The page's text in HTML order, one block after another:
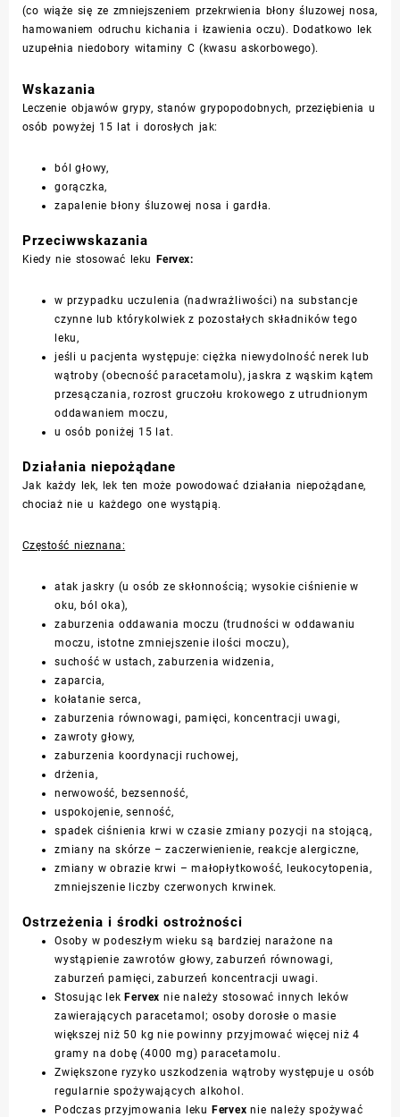
(co wiąże się ze zmniejszeniem przekrwienia błony śluzowej nosa,
hamowaniem odruchu kichania i łzawienia oczu). Dodatkowo lek
uzupełnia niedobory witaminy C (kwasu askorbowego).
Wskazania
Leczenie objawów grypy, stanów grypopodobnych, przeziębienia u
osób powyżej 15 lat i dorosłych jak:
ból głowy,
gorączka,
zapalenie błony śluzowej nosa i gardła.
Przeciwwskazania
Kiedy nie stosować leku Fervex:
w przypadku uczulenia (nadwrażliwości) na substancje
czynne lub którykolwiek z pozostałych składników tego
leku,
jeśli u pacjenta występuje: ciężka niewydolność nerek lub
wątroby (obecność paracetamolu), jaskra z wąskim kątem
przesączania, rozrost gruczołu krokowego z utrudnionym
oddawaniem moczu,
u osób poniżej 15 lat.
Działania niepożądane
Jak każdy lek, lek ten może powodować działania niepożądane,
chociaż nie u każdego one wystąpią.
Częstość nieznana:
atak jaskry (u osób ze skłonnością; wysokie ciśnienie w
oku, ból oka),
zaburzenia oddawania moczu (trudności w oddawaniu
moczu, istotne zmniejszenie ilości moczu),
suchość w ustach, zaburzenia widzenia,
zaparcia,
kołatanie serca,
zaburzenia równowagi, pamięci, koncentracji uwagi,
zawroty głowy,
zaburzenia koordynacji ruchowej,
drżenia,
nerwowość, bezsenność,
uspokojenie, senność,
spadek ciśnienia krwi w czasie zmiany pozycji na stojącą,
zmiany na skórze – zaczerwienienie, reakcje alergiczne,
zmiany w obrazie krwi – małopłytkowość, leukocytopenia,
zmniejszenie liczby czerwonych krwinek.
Ostrzeżenia i środki ostrożności
Osoby w podeszłym wieku są bardziej narażone na
wystąpienie zawrotów głowy, zaburzeń równowagi,
zaburzeń pamięci, zaburzeń koncentracji uwagi.
Stosując lek Fervex nie należy stosować innych leków
zawierających paracetamol; osoby dorosłe o masie
większej niż 50 kg nie powinny przyjmować więcej niż 4
gramy na dobę (4000 mg) paracetamolu.
Zwiększone ryzyko uszkodzenia wątroby występuje u osób
regularnie spożywających alkohol.
Podczas przyjmowania leku Fervex nie należy spożywać